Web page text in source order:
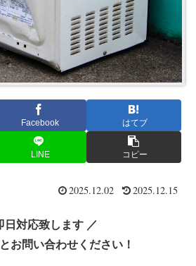
Facebook はてブ
LINE コピー
2025.12.02 2025.12.15
日対応致します ／
お問い合わせください！